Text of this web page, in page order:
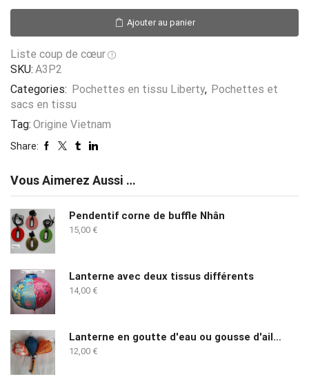
Pochette
en
double
Ajouter au panier
Liste coup de cœur
SKU: A3P2
Categories: Pochettes en tissu Liberty, Pochettes et
sacs en tissu
Tag: Origine Vietnam
Share:
Vous Aimerez Aussi …
Pendentif corne de buffle Nhân
15,00 €
Lanterne avec deux tissus différents
14,00 €
Lanterne en goutte d'eau ou gousse d'ail ( dixit les vietnamiens)
12,00 €